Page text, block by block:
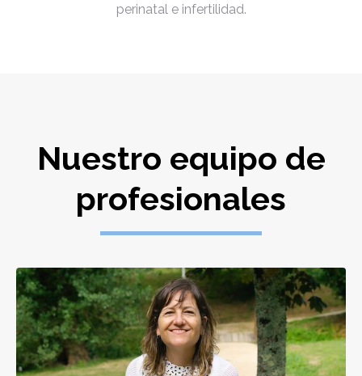
perinatal e infertilidad.
Nuestro equipo de
profesionales